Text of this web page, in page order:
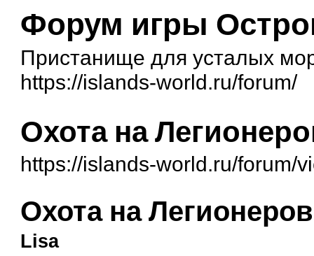
Форум игры
Пристанище для усталых
https://islands-world.ru/forum/
Охота на
https://islands-world.ru/forum/
Охота на
Lisa